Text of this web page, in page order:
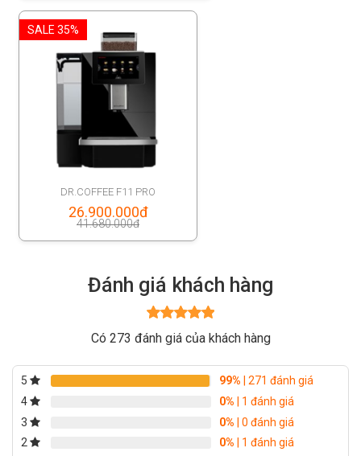
SALE 35%
DR.COFFEE F11 PRO
41.680.000đ
Original
41.680.000đ.
26.900.000đ
Current
is:
26.900.000đ.
Đánh giá khách hàng
Được xếp
hạng
sao
Có 273 đánh giá của khách hàng
5 99% | 271 đánh giá
4
0% | 1 đánh giá
3
0% | 0 đánh giá
2
0% | 1 đánh giá